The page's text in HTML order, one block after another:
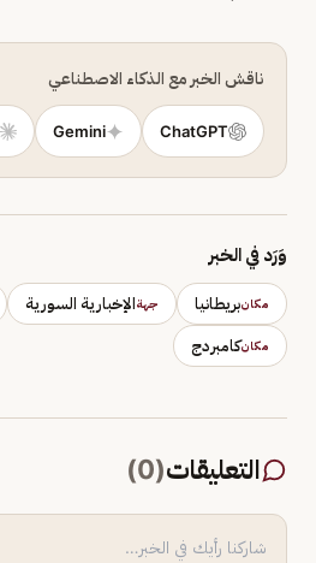
ناقش الخبر مع الذكاء الاصطناعي
ChatGPT
Gemini
وَرَد في الخبر
مكانبريطانيا جهةالإخبارية السورية
مكانكامبردج
التعليقات(
0
)